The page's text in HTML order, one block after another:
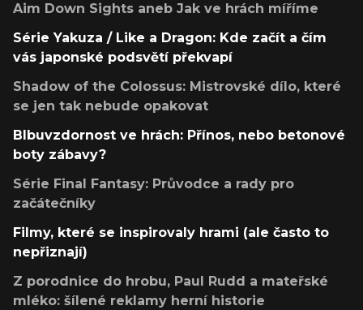
Aim Down Sights aneb Jak ve hrách míříme
Série Yakuza / Like a Dragon: Kde začít a čím
vás japonské podsvětí překvapí
Shadow of the Colossus: Mistrovské dílo, které
se jen tak nebude opakovat
Blbuvzdornost ve hrách: Přínos, nebo betonové
boty zábavy?
Série Final Fantasy: Průvodce a rady pro
začátečníky
Filmy, které se inspirovaly hrami (ale často to
nepřiznají)
Z porodnice do hrobu, Paul Rudd a mateřské
mléko: šílené reklamy herní historie